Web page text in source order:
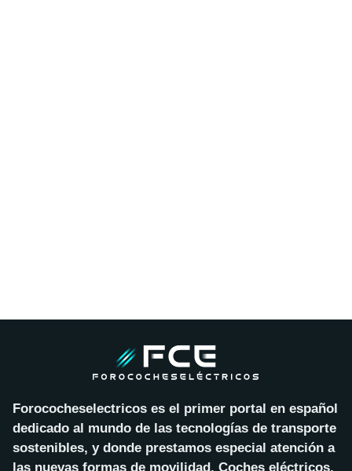
Forococheselectricos es el primer portal en español
dedicado al mundo de las tecnologías de transporte
sostenibles, y donde prestamos especial atención a
las nuevas formas de movilidad. Coches eléctricos,